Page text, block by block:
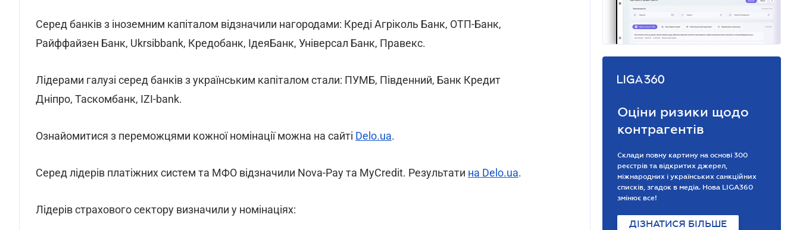
Серед банків з іноземним капіталом відзначили нагородами: Креді Агріколь Банк, ОТП-Банк,
Райффайзен Банк, Ukrsibbank, Кредобанк, ІдеяБанк, Універсал Банк, Правекс.
Лідерами галузі серед банків з українським капіталом стали: ПУМБ, Південний, Банк Кредит
Дніпро, Таскомбанк, IZI-bank.
Ознайомитися з переможцями кожної номінації можна на сайті Delo.ua.
Серед лідерів платіжних систем та МФО відзначили Nova-Pay та MyCredit. Результати на Delo.ua.
Лідерів страхового сектору визначили у номінаціях:
Оціни ризики щодо
контрагентів
Склади повну картину на основі 300
реєстрів та відкритих джерел,
міжнародних і українських санкційних
списків, згадок в медіа. Нова LIGA360
змінює все!
ДІЗНАТИСЯ БІЛЬШЕ